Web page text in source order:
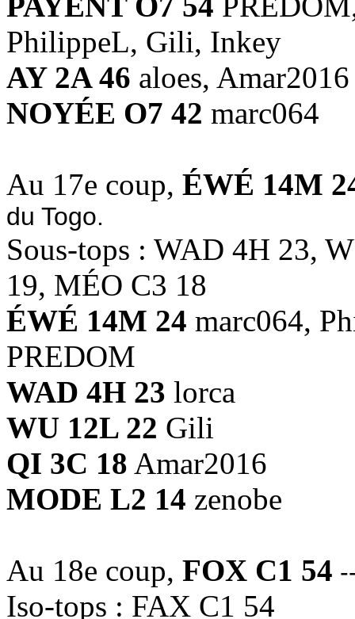
PhilippeL, Gili, Inkey
AY 2A 46 aloes, Amar2016
NOYÉE O7 42 marc064
Au 17e coup, ÉWÉ 14M
du Togo.
Sous-tops : WAD 4H 23,
19, MÉO C3 18
ÉWÉ 14M 24 marc064,
PREDOM
WAD 4H 23 lorca
WU 12L 22 Gili
QI 3C 18 Amar2016
MODE L2 14 zenobe
Au 18e coup, FOX C1 54
Iso-tops : FAX C1 54